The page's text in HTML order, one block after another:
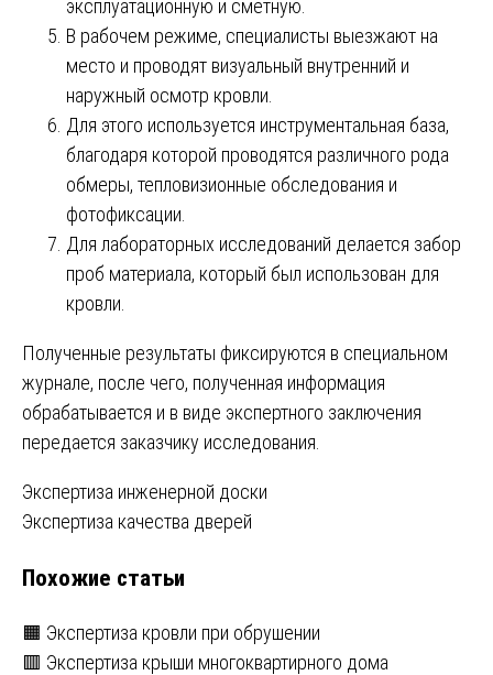
эксплуатационную и сметную.
В рабочем режиме, специалисты выезжают на
место и проводят визуальный внутренний и
наружный осмотр кровли.
Для этого используется инструментальная база,
благодаря которой проводятся различного рода
обмеры, тепловизионные обследования и
фотофиксации.
Для лабораторных исследований делается забор
проб материала, который был использован для
кровли.
Полученные результаты фиксируются в специальном
журнале, после чего, полученная информация
обрабатывается и в виде экспертного заключения
передается заказчику исследования.
Навигация
записям
Экспертиза инженерной доски
Экспертиза качества дверей
Похожие статьи
🟧 Экспертиза кровли при обрушении
🟥 Экспертиза крыши многоквартирного дома